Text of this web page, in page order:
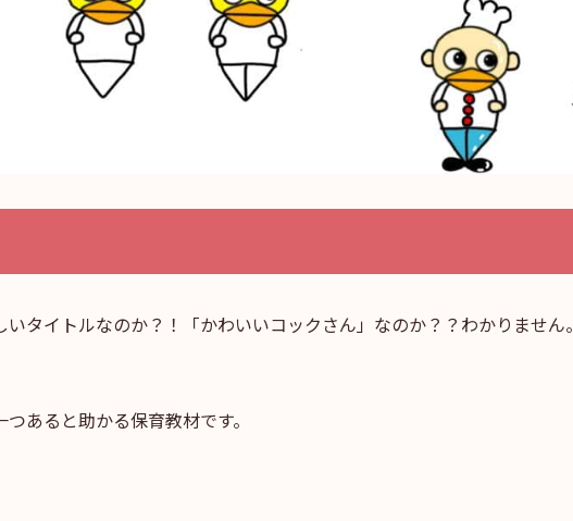
いタイトルなのか？！「かわいいコックさん」なのか？？わかりません。
あると助かる保育教材です。